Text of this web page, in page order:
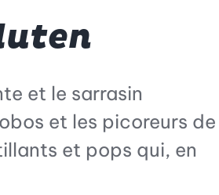
et le sarrasin
et les picoreurs de
et pops qui, en